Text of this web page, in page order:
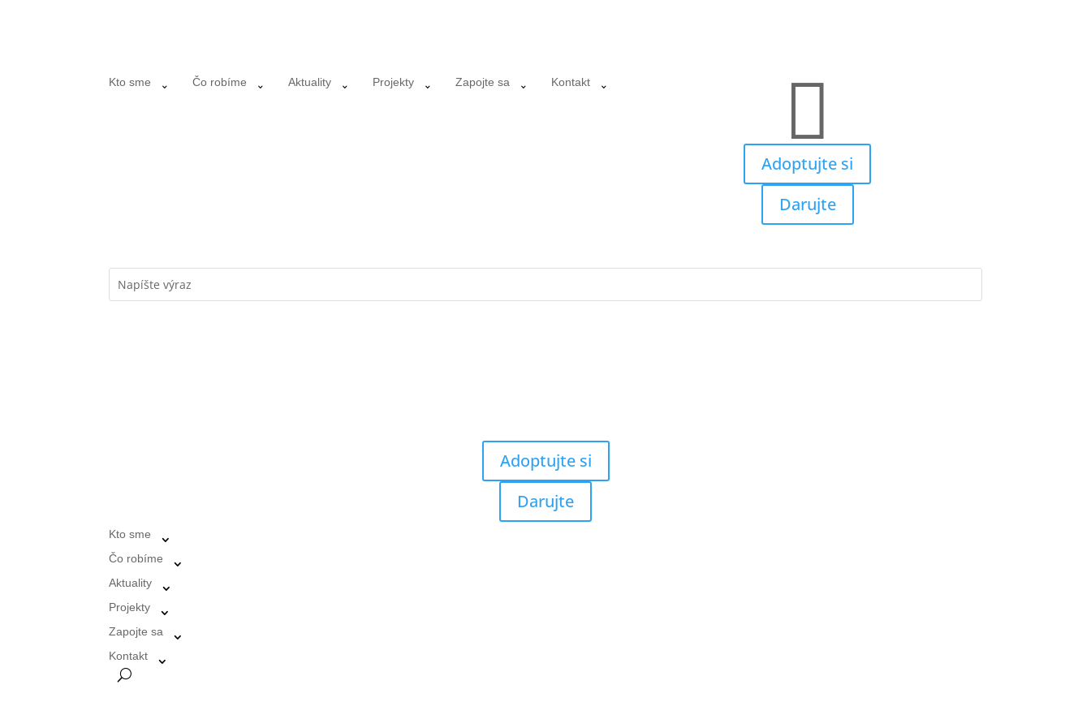
Kto sme Čo robíme Aktuality Projekty Zapojte sa Kontakt 
Adoptujte si
Darujte
Adoptujte si
Darujte
Kto sme
Čo robíme
Aktuality
Projekty
Zapojte sa
Kontakt